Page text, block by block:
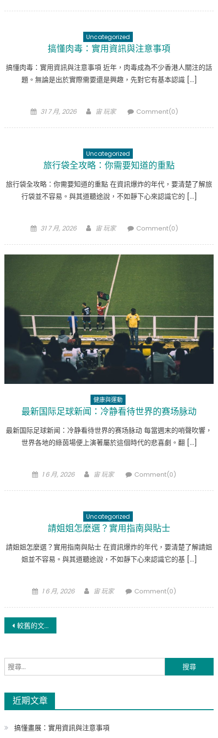
Uncategorized
搞懂肉毒：實用資訊與注意事項
搞懂肉毒：實用資訊與注意事項 近年，肉毒成為不少香港人關注的話
題。無論是出於實際需要還是興趣，先對它有基本認識 […]
Posted
31 7 月, 2026 Author
宙 玩家 Comment(0)
Uncategorized
旅行袋全攻略：你需要知道的重點
旅行袋全攻略：你需要知道的重點 在資訊爆炸的年代，要清楚了解旅
行袋並不容易。與其道聽途說，不如靜下心來認識它的 […]
Posted
31 7 月, 2026 Author
宙 玩家 Comment(0)
健康與運動
最新国际足球新闻：冷静看待世界的赛场脉动
最新国际足球新闻：冷静看待世界的赛场脉动 每當週末的哨聲吹響，
世界各地的綠茵場便上演著屬於這個時代的悲喜劇。翻 […]
Posted
1 6 月, 2026 Author
宙 玩家 Comment(0)
Uncategorized
請姐姐怎麼選？實用指南與貼士
請姐姐怎麼選？實用指南與貼士 在資訊爆炸的年代，要清楚了解請姐
姐並不容易。與其道聽途說，不如靜下心來認識它的基 […]
Posted
1 6 月, 2026 Author
宙 玩家 Comment(0)
文
導
較舊的文章
搜
尋
字:
近期文章
搞懂畫展：實用資訊與注意事項